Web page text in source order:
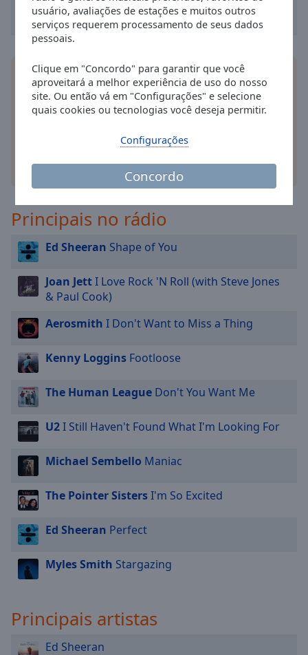
usuário, avaliações de estações e muitos outros
serviços requerem processamento de seus dados
pessoais.
Clique em "Concordo" para garantir que você
aproveitará a melhor experiência de uso do nosso
site. Ou então vá em "Configurações" e selecione
quais cookies ou tecnologias você deseja permitir.
Concordo
Configurações
Instale o aplicativo Online Radio Box gratuito para
o seu smartphone e ouça as suas estações de
rádio favoritas online - onde quer que você esteja!
outras opções
Principais no rádio
Ed Sheeran Shape of You
Joan JettI Love Rock 'N Roll (with Steve Jones
& Paul Cook)
Aerosmith I Don't Want to Miss a Thing
Kenny Loggins Footloose
The Human League Don't You Want Me
U2I Still Haven't Found What I'm Looking For
Michael Sembello Maniac
The Pointer SistersI'm So Excited
Ed Sheeran Perfect
Myles Smith Stargazing
Principais artistas
Ed Sheeran